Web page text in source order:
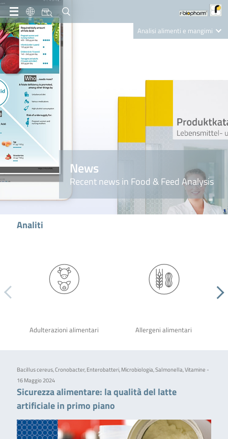
IT
Analisi alimenti e mangimi
Nutrition Care
News
Recent news in Food & Feed Analysis
Analiti
Adulterazioni alimentari Allergeni alimentari
Bacillus cereus, Cronobacter, Enterobatteri, Microbiologia, Salmonella, Vitamine -
16 Maggio 2024
Sicurezza alimentare: la qualità del latte
artificiale in primo piano